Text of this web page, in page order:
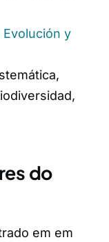
Evolución y
do
em em